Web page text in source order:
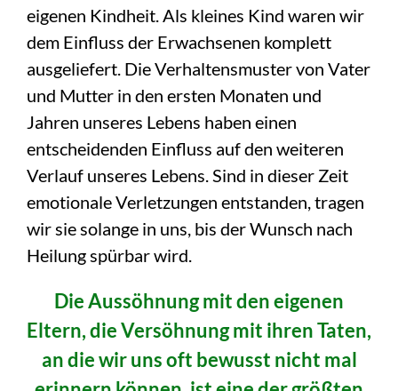
eigenen Kindheit. Als kleines Kind waren wir
dem Einfluss der Erwachsenen komplett
ausgeliefert. Die Verhaltensmuster von Vater
und Mutter in den ersten Monaten und
Jahren unseres Lebens haben einen
entscheidenden Einfluss auf den weiteren
Verlauf unseres Lebens. Sind in dieser Zeit
emotionale Verletzungen entstanden, tragen
wir sie solange in uns, bis der Wunsch nach
Heilung spürbar wird.
Die Aussöhnung mit den eigenen
Eltern, die Versöhnung mit ihren Taten,
an die wir uns oft bewusst nicht mal